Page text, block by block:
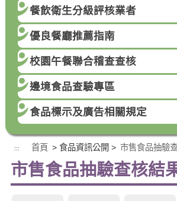
餐飲衛生分級評核業者
優良餐廳推薦指南
校園午餐聯合稽查查核
邊境食品查驗專區
食品標示及廣告相關規定
::: 首頁 > 食品資訊公開 > 市售食品抽驗
市售食品抽驗查核結